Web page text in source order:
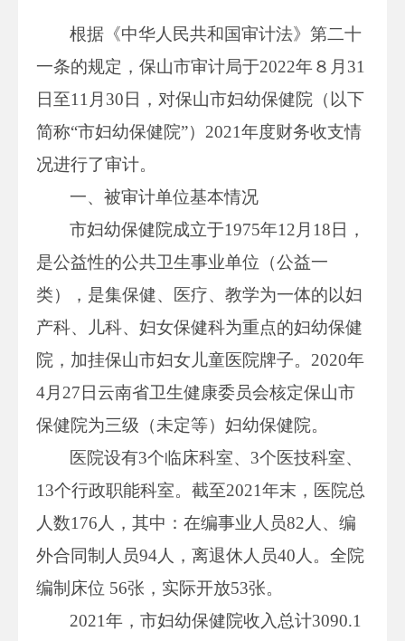
根据《中华人民共和国审计法》第二十
一条的规定，保山市审计局于2022年８月31
日至11月30日，对保山市妇幼保健院（以下
简称“市妇幼保健院”）2021年度财务收支情
况进行了审计。
一、被审计单位基本情况
市妇幼保健院成立于1975年12月18日，
是公益性的公共卫生事业单位（公益一
类），是集保健、医疗、教学为一体的以妇
产科、儿科、妇女保健科为重点的妇幼保健
院，加挂保山市妇女儿童医院牌子。2020年
4月27日云南省卫生健康委员会核定保山市
保健院为三级（未定等）妇幼保健院。
医院设有3个临床科室、3个医技科室、
13个行政职能科室。截至2021年末，医院总
人数176人，其中：在编事业人员82人、编
外合同制人员94人，离退休人员40人。全院
编制床位 56张，实际开放53张。
2021年，市妇幼保健院收入总计3090.1